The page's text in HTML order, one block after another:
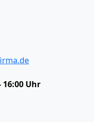
16:00 Uhr